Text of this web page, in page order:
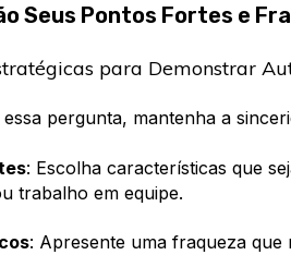
Seus Pontos Fortes e
para Demonstrar
pergunta, mantenha a
: Escolha características que
trabalho em equipe.
: Apresente uma fraqueza que